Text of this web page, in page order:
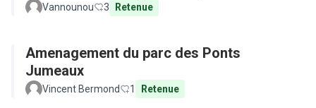
Vannounou 3 Retenue
Amenagement du parc des Ponts
Jumeaux
Vincent Bermond 1 Retenue